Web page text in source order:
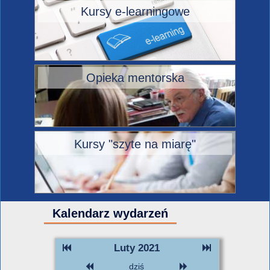
Kursy e-learningowe
Opieka mentorska
Kursy "szyte na miarę"
Kalendarz wydarzeń
Luty 2021
dziś